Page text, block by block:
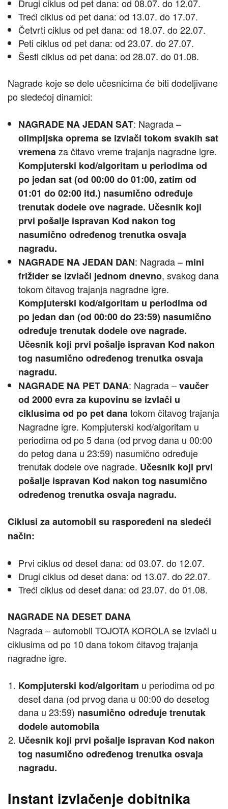
Drugi ciklus od pet dana: od 08.07. do 12.07.
Treći ciklus od pet dana: od 13.07. do 17.07.
Četvrti ciklus od pet dana: od 18.07. do 22.07.
Peti ciklus od pet dana: od 23.07. do 27.07.
Šesti ciklus od pet dana: od 28.07. do 01.08.
Nagrade koje se dele učesnicima će biti dodeljivane
po sledećoj dinamici:
NAGRADE NA JEDAN SAT: Nagrada –
olimpijska oprema se izvlači tokom svakih sat
vremenaza čitavo vreme trajanja nagradne igre.
Kompjuterski kod/algoritam u periodima od
po jedan sat (od 00:00 do 01:00, zatim od
01:01 do 02:00 itd.) nasumično određuje
trenutak dodele ove nagrade. Učesnik koji
prvi pošalje ispravan Kod nakon tog
nasumično određenog trenutka osvaja
nagradu.
NAGRADE NA JEDAN DAN: Nagrada – mini
frižider se izvlači jednom dnevno, svakog dana
tokom čitavog trajanja nagradne igre.
Kompjuterski kod/algoritam u periodima od
po jedan dan (od 00:00 do 23:59) nasumično
određuje trenutak dodele ove nagrade.
Učesnik koji prvi pošalje ispravan Kod nakon
tog nasumično određenog trenutka osvaja
nagradu.
NAGRADE NA PET DANA: Nagrada –vaučer
od 2000 evra za kupovinu se izvlači u
ciklusima od po pet danatokom čitavog trajanja
Nagradne igre. Kompjuterski kod/algoritam u
periodima od po 5 dana (od prvog dana u 00:00
do petog dana u 23:59) nasumično određuje
trenutak dodele ove nagrade. Učesnik koji prvi
pošalje ispravan Kod nakon tog nasumično
određenog trenutka osvaja nagradu.
Ciklusi za automobil su raspoređeni na sledeći
način:
Prvi ciklus od deset dana: od 03.07. do 12.07.
Drugi ciklus od deset dana: od 13.07. do 22.07.
Treći ciklus od deset dana: od 23.07. do 01.08.
NAGRADE NA DESET DANA
Nagrada – automobil TOJOTA KOROLA se izvlači u
ciklusima od po 10 dana tokom čitavog trajanja
nagradne igre.
Kompjuterski kod/algoritam u periodima od po
deset dana (od prvog dana u 00:00 do desetog
dana u 23:59) nasumično određuje trenutak
dodeleautomobila
Učesnik koji prvi pošalje ispravan Kod nakon
tog nasumično određenog trenutka osvaja
nagradu.
Instant izvlačenje dobitnika